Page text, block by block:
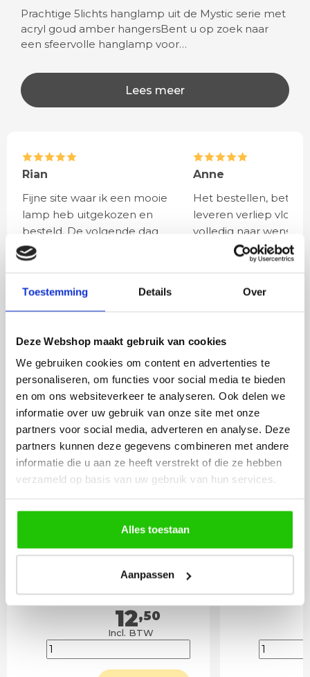
Toestemming Details Over
Deze Webshop maakt gebruik van cookies
We gebruiken cookies om content en advertenties te
personaliseren, om functies voor social media te bieden
en om ons websiteverkeer te analyseren. Ook delen we
informatie over uw gebruik van onze site met onze
partners voor social media, adverteren en analyse. Deze
partners kunnen deze gegevens combineren met andere
informatie die u aan ze heeft verstrekt of die ze hebben
verzameld op basis van uw gebruik van hun services.
Alles toestaan
Aanpassen
Prachtige 5lichts hanglamp uit de Mystic serie met
acryl goud amber hangersBent u op zoek naar
een sfeervolle hanglamp voor…
Lees meer
Rian
Fijne site waar ik een mooie
lamp heb uitgekozen en
besteld. De volgende dag
werd deze al bezorgd. Super
netjes en veilig verpakt.
Anne
Het bestellen,
leveren verliep vlot en
volledig naar wens.
artikel is zeer mooi
veel sfeer, het is ook
BESTELINCLUSIEF
LED G9 lichtbron 3-
stappen dimbaar -
memory functie
12,50
Incl. BTW
LED G9
warm